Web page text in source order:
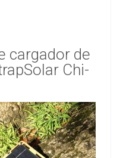
cargador de
Chi-